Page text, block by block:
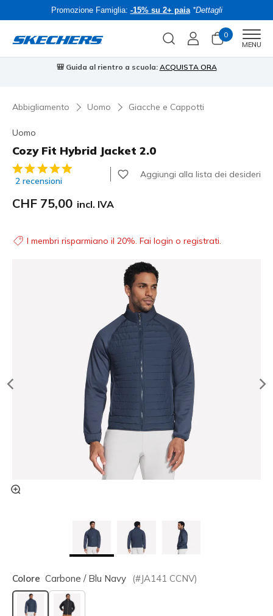
Promozione Famiglia: -15% su 2+ paia *Dettagli
0
MENU
🎒 Guida al rientro a scuola: ACQUISTA ORA
Abbigliamento Uomo Giacche e Cappotti
Uomo
Cozy Fit Hybrid Jacket 2.0
Valutazione cliente 5 su 5
2 recensioni
Aggiungi alla lista dei desideri
CHF 75,00 incl. IVA
I membri risparmiano il 20%. Fai login o registrati.
Colore Carbone / Blu Navy (#JA141 CCNV)